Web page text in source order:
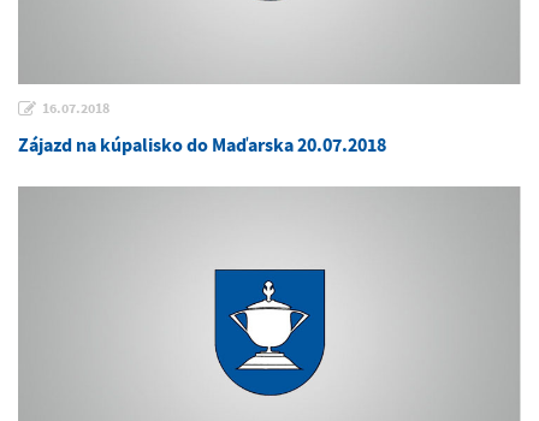
16.07.2018
Zájazd na kúpalisko do Maďarska 20.07.2018